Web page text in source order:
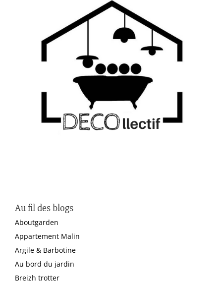
Au fil des blogs
Aboutgarden
Appartement Malin
Argile & Barbotine
Au bord du jardin
Breizh trotter